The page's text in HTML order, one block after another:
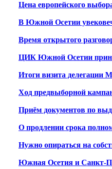
Цена европейского
В Южной Осетии
Время открытого
ЦИК Южной Осетии
Итоги визита делегации
Ход предвыборной
Приём документов по
О продлении срока
Нужно опираться на
Южная Осетия и Санкт-